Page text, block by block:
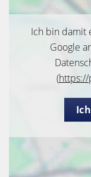
Ich bin damit
Google
(https://